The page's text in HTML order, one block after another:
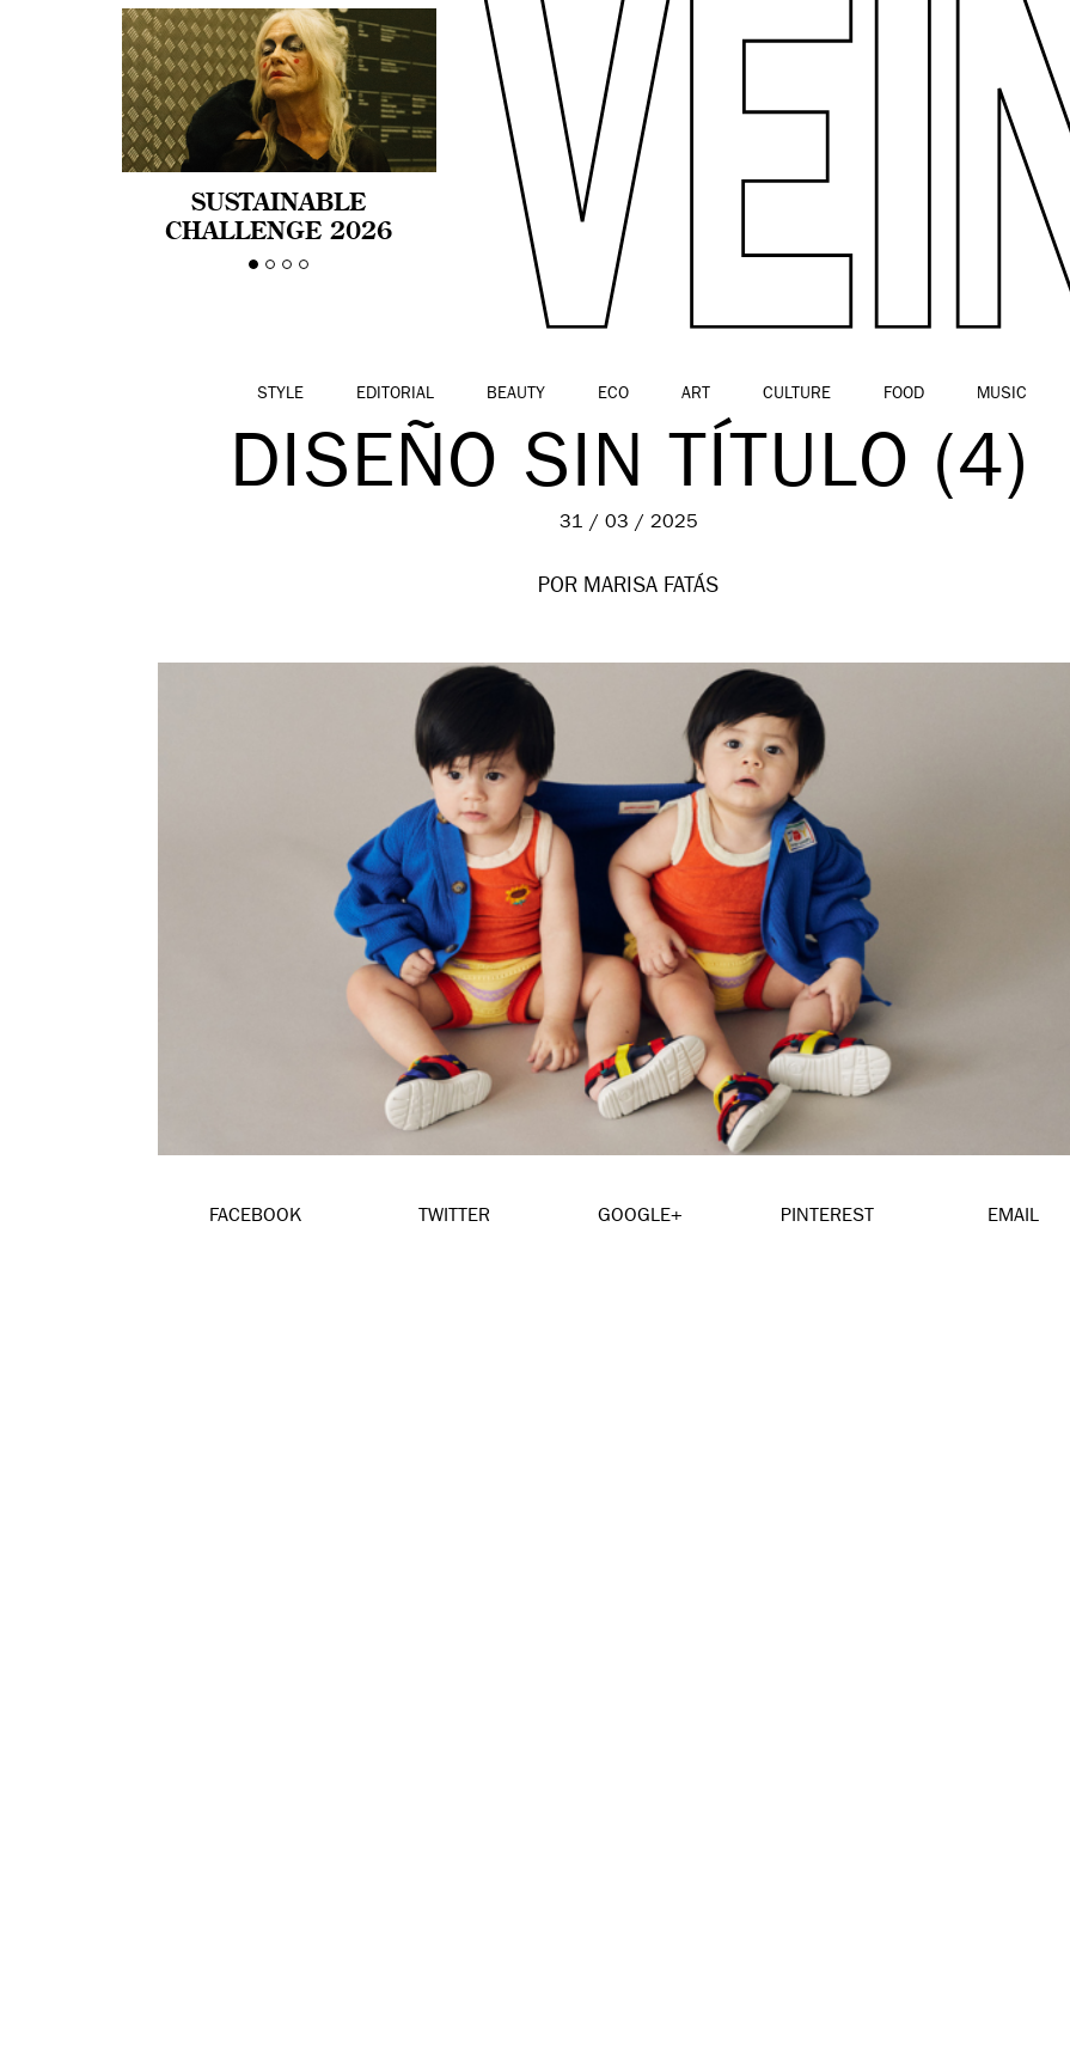
SUSTAINABLE
CHALLENGE 2026
CELEBRA LA
STYLE EDITORIAL BEAUTY ECO ART CULTURE FOOD MUSIC
DISEÑO SIN TÍTULO (4)
31 / 03 / 2025
POR MARISA FATÁS
FACEBOOK TWITTER GOOGLE+ PINTEREST EMAIL